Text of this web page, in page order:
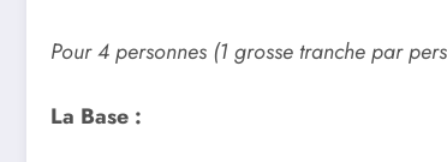
Pour 4 personnes (1 grosse tranche par
La Base :